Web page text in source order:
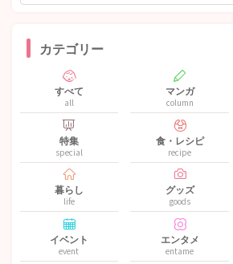
カテゴリー
すべて
all
マンガ
column
特集
special
食・レシピ
recipe
暮らし
life
グッズ
goods
イベント
event
エンタメ
entame